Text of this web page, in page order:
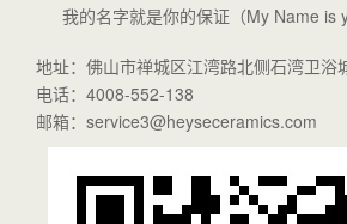
我的名字就是你的保证（My Name is
地址：佛山市禅城区江湾路北侧石湾卫浴
电话：4008-552-138
邮箱：service3@heyseceramics.com